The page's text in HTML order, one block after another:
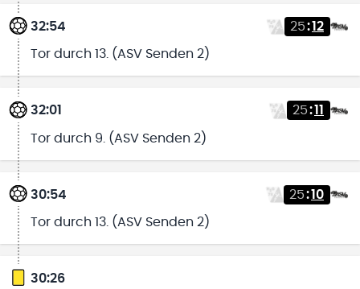
32:54 25:12
Tor durch 13. (ASV Senden 2)
32:01 25:11
Tor durch 9. (ASV Senden 2)
30:54 25:10
Tor durch 13. (ASV Senden 2)
30:26